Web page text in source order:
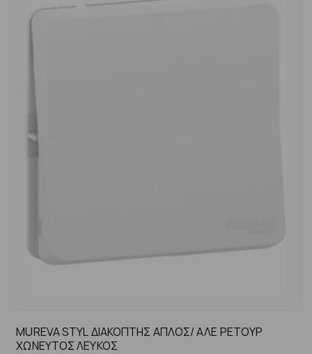
MUREVA STYL ΔΙΑΚΟΠΤΗΣ ΑΠΛΟΣ/ ΑΛΕ ΡΕΤΟΥΡ
ΧΩΝΕΥΤΟΣ ΛΕΥΚΟΣ